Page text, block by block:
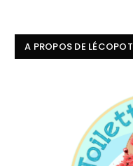
A PROPOS DE LÉCOPOT